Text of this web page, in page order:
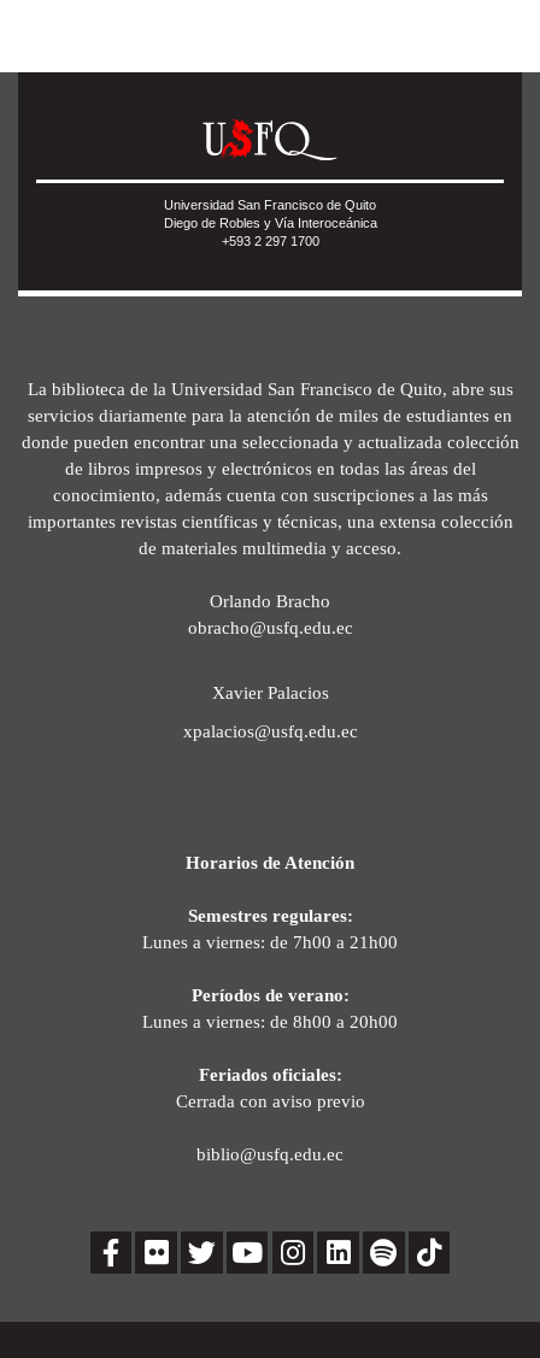
Universidad San Francisco de Quito
Diego de Robles y Vía Interoceánica
+593 2 297 1700
La biblioteca de la Universidad San Francisco de Quito, abre sus
servicios diariamente para la atención de miles de estudiantes en
donde pueden encontrar una seleccionada y actualizada colección
de libros impresos y electrónicos en todas las áreas del
conocimiento, además cuenta con suscripciones a las más
importantes revistas científicas y técnicas, una extensa colección
de materiales multimedia y acceso.
Orlando Bracho
obracho@usfq.edu.ec
Xavier Palacios
xpalacios@usfq.edu.ec
Horarios de Atención
Semestres regulares:
Lunes a viernes: de 7h00 a 21h00
Períodos de verano:
Lunes a viernes: de 8h00 a 20h00
Feriados oficiales:
Cerrada con aviso previo
biblio@usfq.edu.ec